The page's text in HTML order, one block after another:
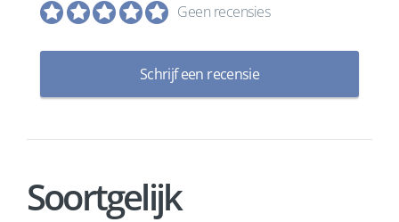
Geen recensies
Schrijf een recensie
Soortgelijk